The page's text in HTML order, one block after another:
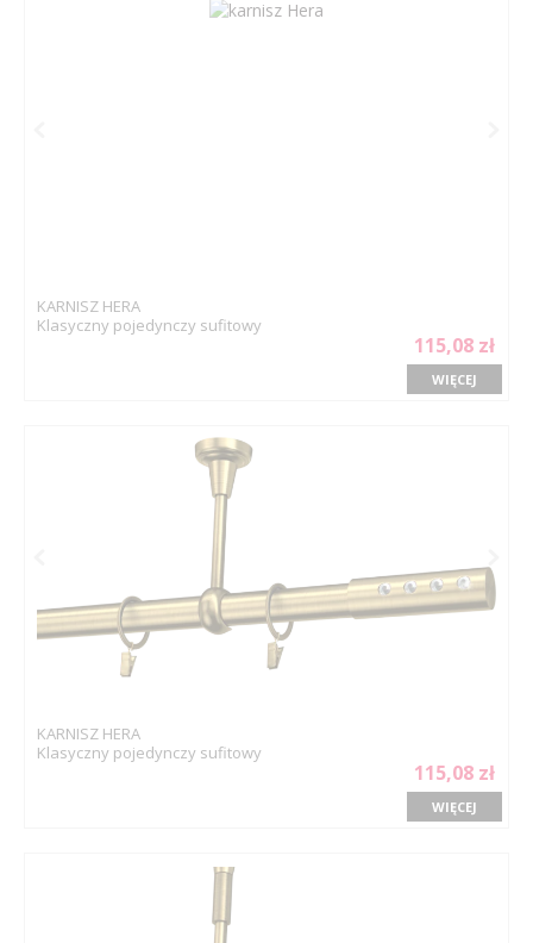
KARNISZ HERA
Klasyczny pojedynczy sufitowy
115,08 zł
WIĘCEJ
KARNISZ HERA
Klasyczny pojedynczy sufitowy
115,08 zł
WIĘCEJ